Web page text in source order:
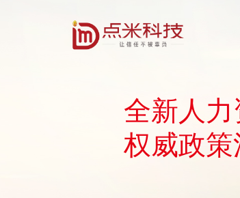
全新人
权威政策